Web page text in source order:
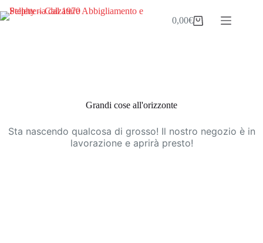
al
Carrello
0,00€
Grandi cose all'orizzonte
Sta nascendo qualcosa di grosso! Il nostro negozio è in
lavorazione e aprirà presto!